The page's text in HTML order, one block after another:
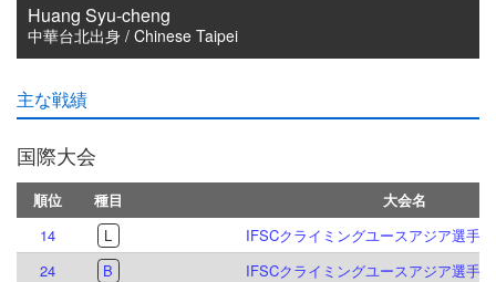
Huang Syu-cheng
中華台北出身 / Chinese Taipei
主な戦績
国際大会
順位 種目
大会名
14
L
IFSCクライミングユースアジア選手
24
B
IFSCクライミングユースアジア選手